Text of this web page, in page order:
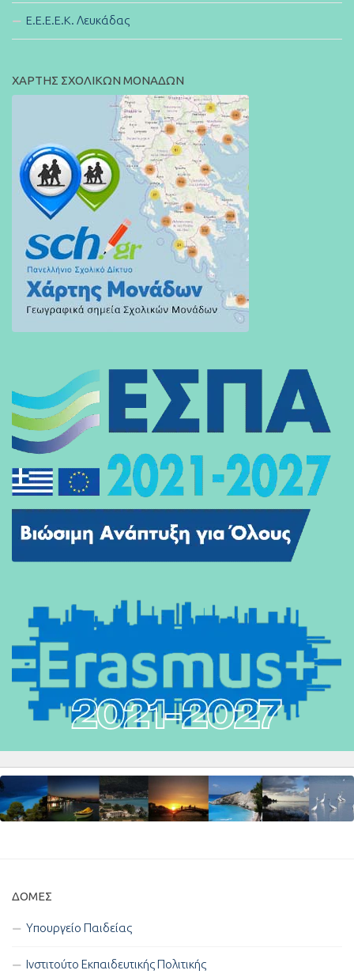
E.E.E.E.K. Λευκάδας
ΧΑΡΤΗΣ ΣΧΟΛΙΚΩΝ ΜΟΝΑΔΩΝ
ΔΟΜΈΣ
Υπουργείο Παιδείας
Ινστιτούτο Εκπαιδευτικής Πολιτικής